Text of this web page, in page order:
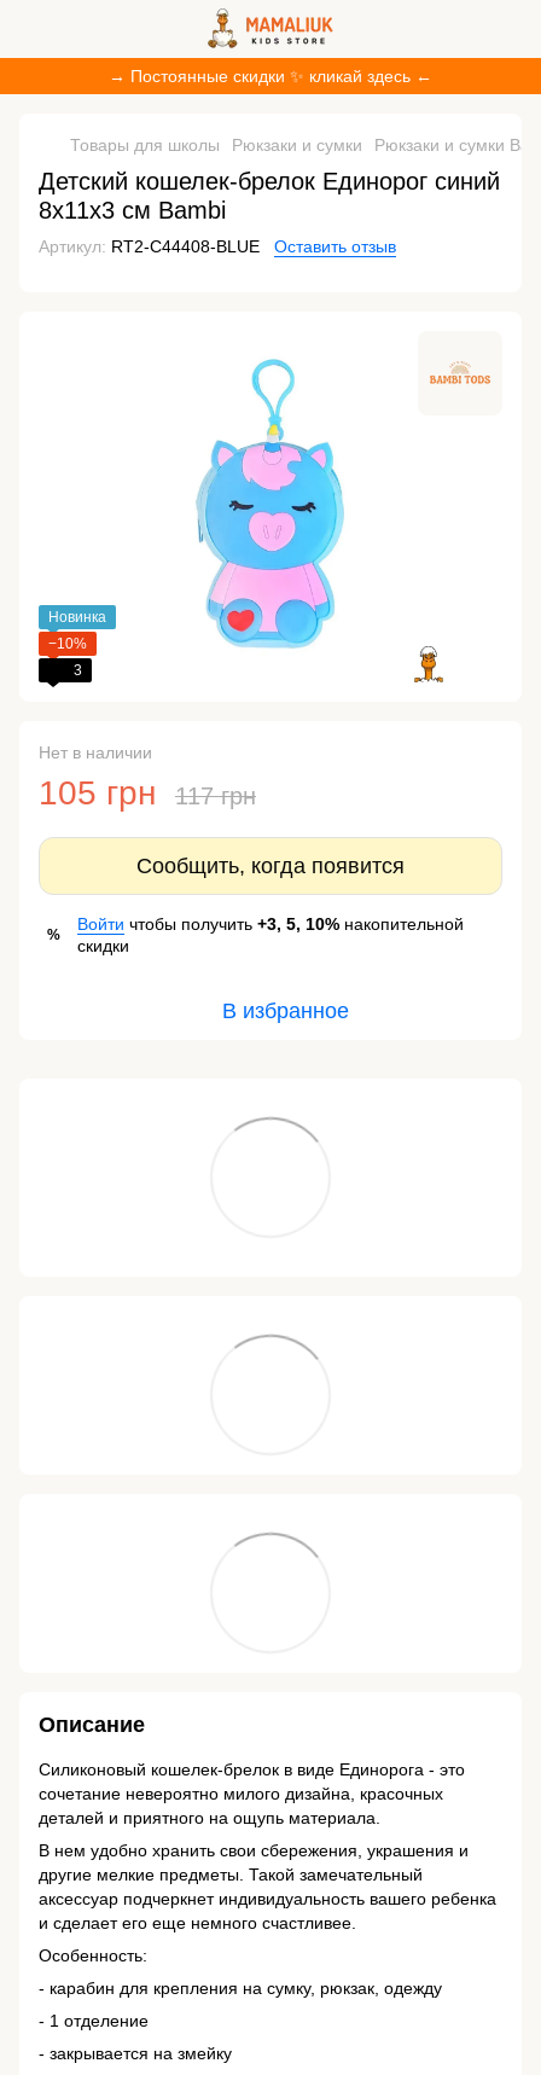
→ Постоянные скидки ✨ кликай здесь ←
Товары для школы Рюкзаки и сумки Рюкзаки и сумки
Детский кошелек-брелок Единорог синий
8х11х3 см Bambi
Артикул: RT2-C44408-BLUE Оставить отзыв
Новинка
−10%
3
Нет в наличии
105 грн 117 грн
Сообщить, когда появится
%
Войти чтобы получить +3, 5, 10% накопительной
скидки
В избранное
Описание
Силиконовый кошелек-брелок в виде Единорога - это
сочетание невероятно милого дизайна, красочных
деталей и приятного на ощупь материала.
В нем удобно хранить свои сбережения, украшения и
другие мелкие предметы. Такой замечательный
аксессуар подчеркнет индивидуальность вашего ребенка
и сделает его еще немного счастливее.
Особенность:
- карабин для крепления на сумку, рюкзак, одежду
- 1 отделение
- закрывается на змейку